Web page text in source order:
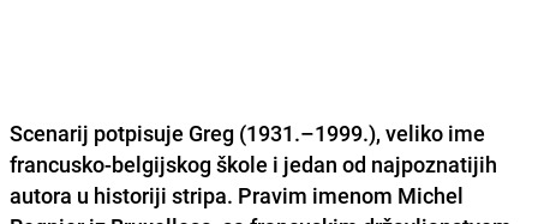
Scenarij potpisuje Greg (1931.–1999.), veliko ime
francusko-belgijskog škole i jedan od najpoznatijih
autora u historiji stripa. Pravim imenom Michel